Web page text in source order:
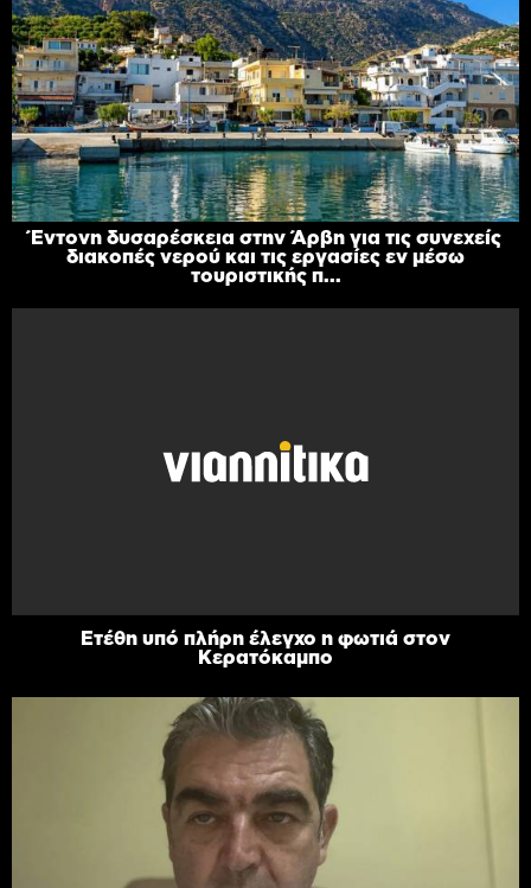
Έντονη δυσαρέσκεια στην Άρβη για τις συνεχείς
διακοπές νερού και τις εργασίες εν μέσω
τουριστικής π...
Ετέθη υπό πλήρη έλεγχο η φωτιά στον
Κερατόκαμπο